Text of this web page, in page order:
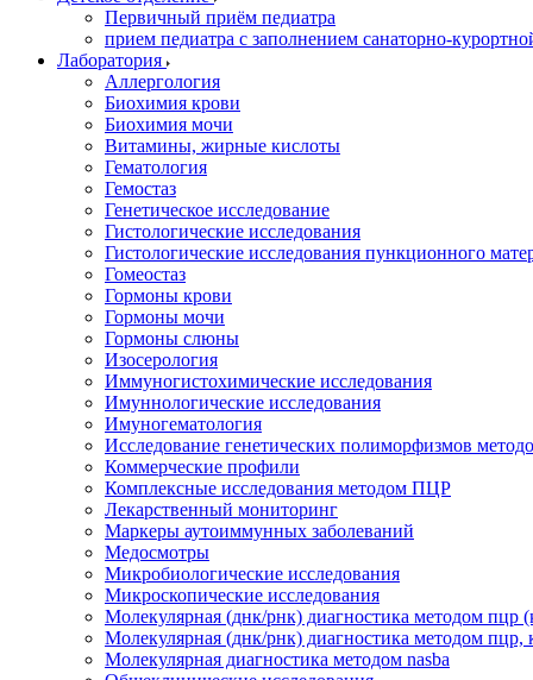
Первичный приём педиатра
прием педиатра с заполнением санаторно-
Лаборатория
Аллергология
Биохимия крови
Биохимия мочи
Витамины, жирные кислоты
Гематология
Гемостаз
Генетическое исследование
Гистологические исследования
Гистологические исследования пункционного
Гомеостаз
Гормоны крови
Гормоны мочи
Гормоны слюны
Изосерология
Иммуногистохимические исследования
Имуннологические исследования
Имуногематология
Исследование генетических полиморфизмов
Коммерческие профили
Комплексные исследования методом ПЦР
Лекарственный мониторинг
Маркеры аутоиммунных заболеваний
Медосмотры
Микробиологические исследования
Микроскопические исследования
Молекулярная (днк/рнк) диагностика методом пцр
Молекулярная (днк/рнк) диагностика методом пцр,
Молекулярная диагностика методом nasba